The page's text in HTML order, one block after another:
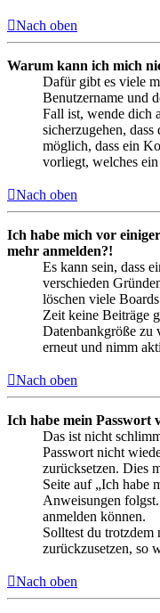
Nach oben
Warum kann ich mich
Dafür gibt es viele
Benutzername und
Fall ist, wende dich
sicherzugehen,
möglich, dass ein
vorliegt, welches
Nach oben
Ich habe mich vor
mehr anmelden?!
Es kann sein, dass
verschieden
löschen viele
Zeit keine Beiträge
Datenbankgröße zu
erneut und nimm
Nach oben
Ich habe mein Passwort
Das ist nicht
Passwort nicht
zurücksetzen. Dies
Seite auf „Ich habe
Anweisungen
anmelden können.
Solltest du trotzdem
zurückzusetzen, so
Nach oben